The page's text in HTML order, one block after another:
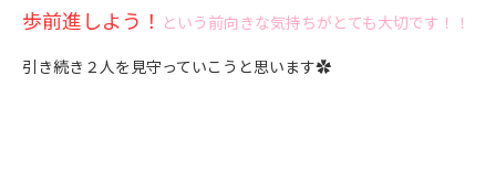
歩前進しよう！ という前向きな気持ちがとても大切です！！
引き続き２人を見守っていこうと思います✿